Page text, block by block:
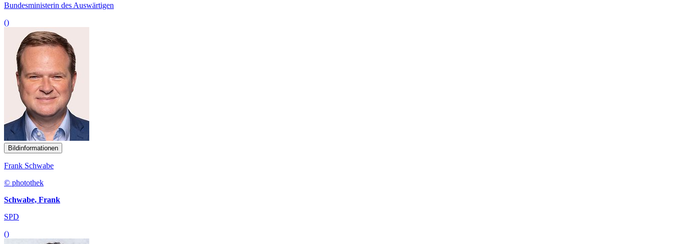
Bundesministerin des Auswärtigen
()
Bildinformationen
Frank Schwabe
© photothek
Schwabe, Frank
SPD
()